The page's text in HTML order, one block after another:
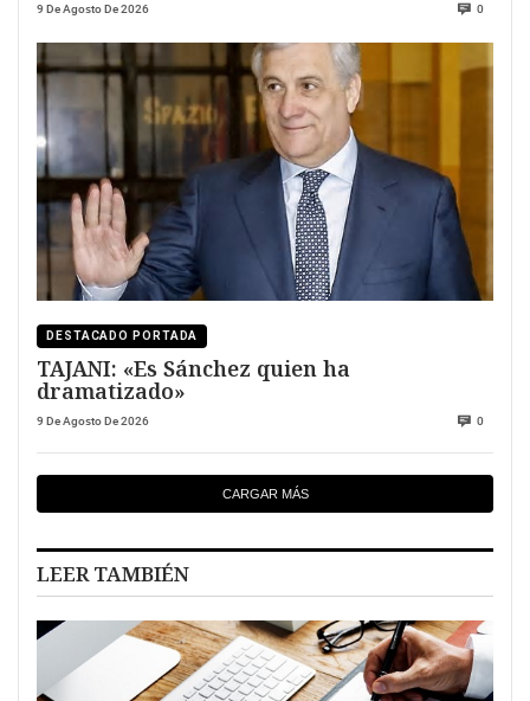
9 De Agosto De 2026 0
DESTACADO PORTADA
TAJANI: «Es Sánchez quien ha
dramatizado»
9 De Agosto De 2026 0
CARGAR MÁS
LEER TAMBIÉN